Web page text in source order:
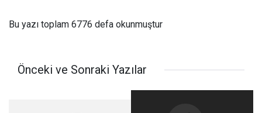
Bu yazı toplam 6776 defa okunmuştur
Önceki ve Sonraki Yazılar